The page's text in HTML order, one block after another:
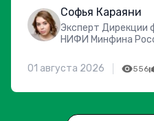
Софья Караяни
Эксперт Дирекции
НИФИ Минфина
01 августа 2026 556